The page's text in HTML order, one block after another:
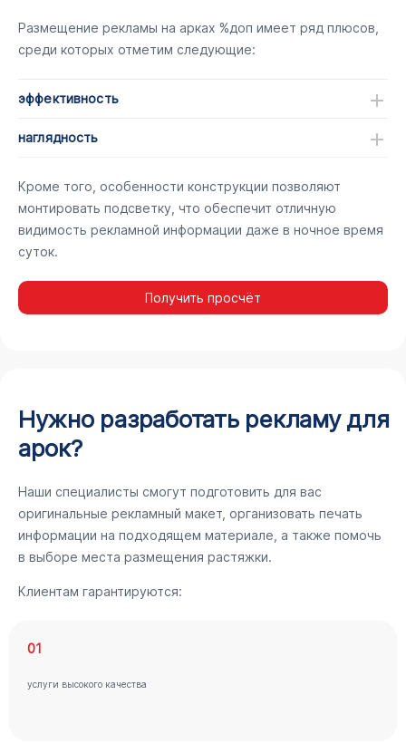
Размещение рекламы на арках %доп имеет ряд плюсов,
среди которых отметим следующие:
эффективность
наглядность
Кроме того, особенности конструкции позволяют
монтировать подсветку, что обеспечит отличную
видимость рекламной информации даже в ночное время
суток.
Получить просчёт
Нужно разработать рекламу для
арок?
Наши специалисты смогут подготовить для вас
оригинальные рекламный макет, организовать печать
информации на подходящем материале, а также помочь
в выборе места размещения растяжки.
Клиентам гарантируются:
01
услуги высокого качества